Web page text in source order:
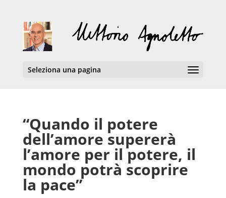
Seleziona una pagina
“Quando il potere
dell’amore supererà
l’amore per il potere, il
mondo potrà scoprire
la pace”